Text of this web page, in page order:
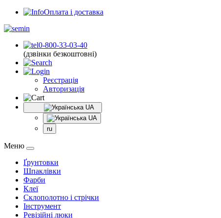
Оплата і доставка
0-800-33-03-40
(дзвінки безкоштовні)
Реєстрація
Авторизація
UA
UA
ru
Меню
Ґрунтовки
Шпаклівки
Фарби
Клеї
Склополотно і стрічки
Інструмент
Ревізійні люки